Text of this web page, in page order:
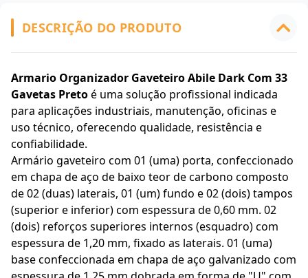
DESCRIÇÃO DO PRODUTO
Armario Organizador Gaveteiro Abile Dark Com 33
Gavetas Pretoé uma solução profissional indicada
para aplicações industriais, manutenção, oficinas e
uso técnico, oferecendo qualidade, resistência e
confiabilidade.
Armário gaveteiro com 01 (uma) porta, confeccionado
em chapa de aço de baixo teor de carbono composto
de 02 (duas) laterais, 01 (um) fundo e 02 (dois) tampos
(superior e inferior) com espessura de 0,60 mm. 02
(dois) reforços superiores internos (esquadro) com
espessura de 1,20 mm, fixado as laterais. 01 (uma)
base confeccionada em chapa de aço galvanizado com